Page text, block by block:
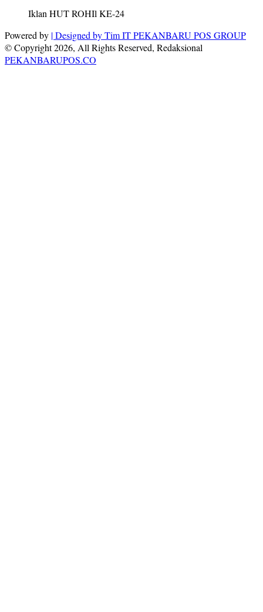
Iklan HUT ROHIl KE-24
Powered by | Designed byTim IT PEKANBARU POS GROUP
© Copyright 2026, All Rights Reserved, Redaksional
PEKANBARUPOS.CO